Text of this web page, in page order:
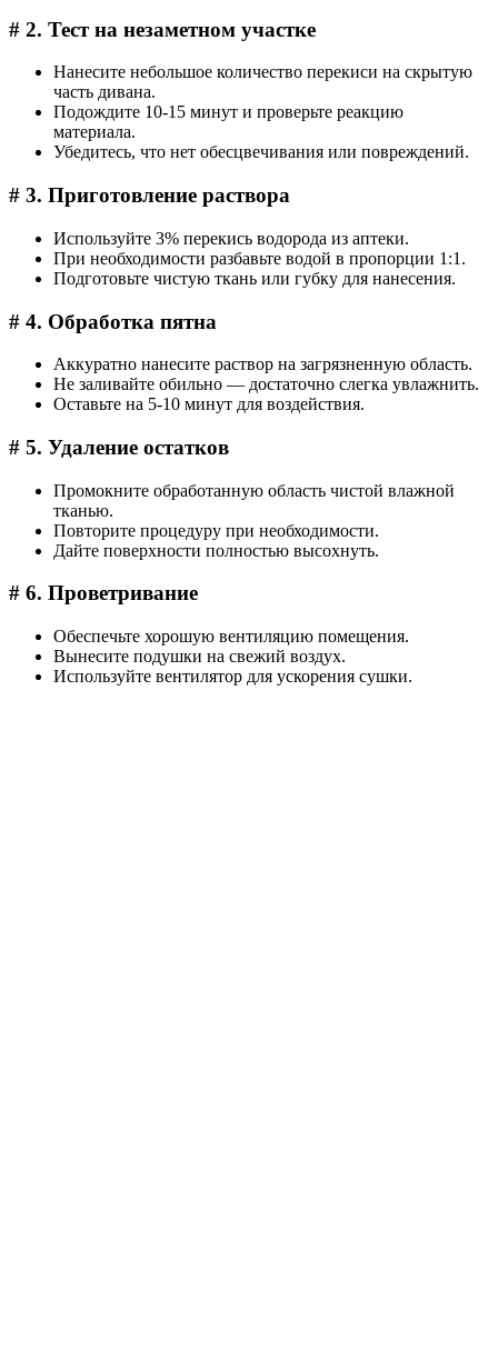
# 2. Тест на незаметном участке
Нанесите небольшое количество перекиси на скрытую
часть дивана.
Подождите 10-15 минут и проверьте реакцию
материала.
Убедитесь, что нет обесцвечивания или повреждений.
# 3. Приготовление раствора
Используйте 3% перекись водорода из аптеки.
При необходимости разбавьте водой в пропорции 1:1.
Подготовьте чистую ткань или губку для нанесения.
# 4. Обработка пятна
Аккуратно нанесите раствор на загрязненную область.
Не заливайте обильно — достаточно слегка увлажнить.
Оставьте на 5-10 минут для воздействия.
# 5. Удаление остатков
Промокните обработанную область чистой влажной
тканью.
Повторите процедуру при необходимости.
Дайте поверхности полностью высохнуть.
# 6. Проветривание
Обеспечьте хорошую вентиляцию помещения.
Вынесите подушки на свежий воздух.
Используйте вентилятор для ускорения сушки.